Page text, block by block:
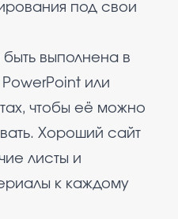
под свои
быть выполнена в
или
чтобы её можно
Хороший сайт
листы и
к каждому